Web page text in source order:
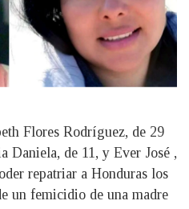
Flores Rodríguez, de 29
Daniela, de 11, y Ever José ,
repatriar a Honduras los
un femicidio de una madre